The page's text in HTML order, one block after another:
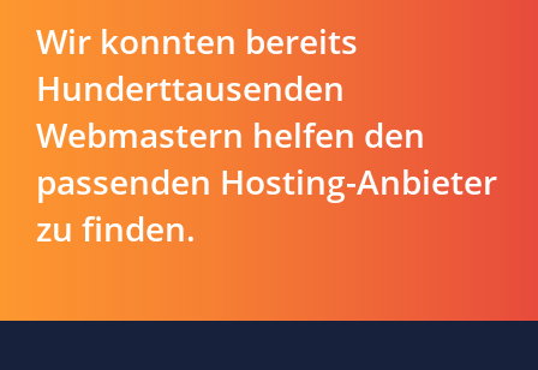
Wir konnten bereits
Hunderttausenden
Webmastern helfen den
passenden Hosting-Anbieter
zu finden.